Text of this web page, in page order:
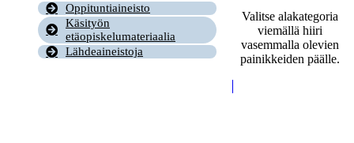
Oppituntiaineisto
Käsityön
etäopiskelumateriaalia
Lähdeaineistoja
Valitse alakategoria
viemällä hiiri
vasemmalla olevien
painikkeiden päälle.